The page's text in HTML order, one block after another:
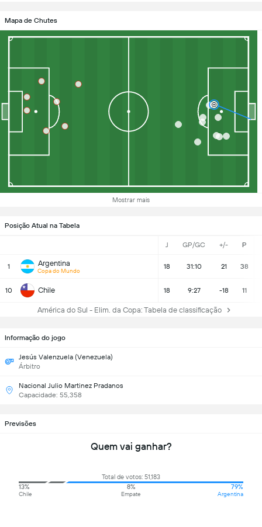
Mapa de Chutes
Mostrar mais
Posição Atual na Tabela
J GP/GC +/- P
1 Argentina
Copa do Mundo
18 31:10 21 38
10 Chile 18 9:27 -18 11
América do Sul - Elim. da Copa: Tabela de classificação
Informação do jogo
Jesús Valenzuela (Venezuela)
Árbitro
Nacional Julio Martinez Pradanos
Capacidade: 55,358
Previsões
Quem vai ganhar?
Total de votos: 51,183
13%
Chile
8%
Empate
79%
Argentina